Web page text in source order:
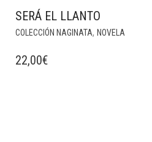
SERÁ EL LLANTO
COLECCIÓN NAGINATA, NOVELA
22,00€